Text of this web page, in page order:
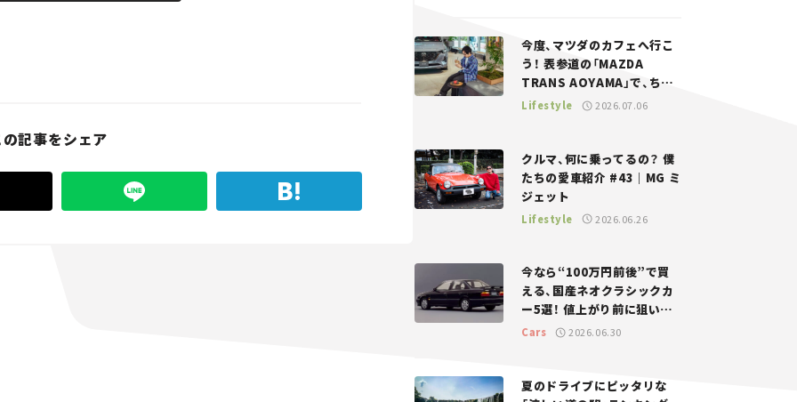
の記事をシェア
今度、マツダのカフェへ行こ
う！ 表参道の「MAZDA
TRANS AOYAMA」で、ちょ
っとひと息。——連載｜CCG
Lifestyle 2026.07.06
クルマ、何に乗ってるの？ 僕
たちの愛車紹介 #43｜MG ミ
ジェット
Lifestyle 2026.06.26
今なら“100万円前後”で買
える、国産ネオクラシックカ
ー5選！ 値上がり前に狙いた
い、中古車探しをお手伝い――ち
Cars 2026.06.30
夏のドライブにピッタリな